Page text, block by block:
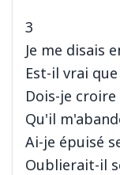
3
Je me disais
Est-il vrai
Dois-je
Qu'il
Ai-je épuisé
Oublierait-il